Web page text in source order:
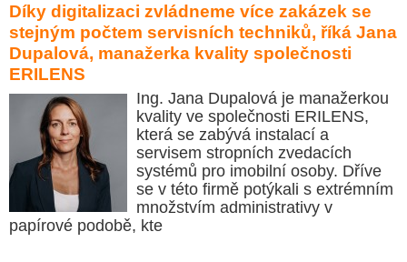
Díky digitalizaci zvládneme více zakázek se
stejným počtem servisních techniků, říká Jana
Dupalová, manažerka kvality společnosti
ERILENS
Ing. Jana Dupalová je manažerkou
kvality ve společnosti ERILENS,
která se zabývá instalací a
servisem stropních zvedacích
systémů pro imobilní osoby. Dříve
se v této firmě potýkali s extrémním
množstvím administrativy v
papírové podobě, kte